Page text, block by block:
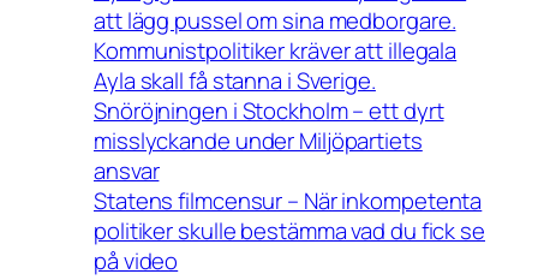
att lägg pussel om sina medborgare.
Kommunistpolitiker kräver att illegala
Ayla skall få stanna i Sverige.
Snöröjningen i Stockholm – ett dyrt
misslyckande under Miljöpartiets
ansvar
Statens filmcensur – När inkompetenta
politiker skulle bestämma vad du fick se
på video